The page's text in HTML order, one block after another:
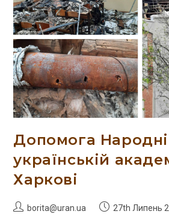
Допомога
українській
Харкові
borita@uran.ua
27th Липень